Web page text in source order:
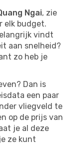
Ngai, zie
elk budget.
vindt
aan snelheid?
zo heb je
Dan is
een paar
vliegveld te
op de prijs van
je al deze
ze kunt